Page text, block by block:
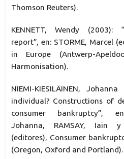
Thomson Reuters).
KENNETT, Wendy (2003):
report”, en: STORME, Marcel
in Europe (Antwerp-
Harmonisation).
NIEMI-KIESILÄINEN,
individual? Constructions of
consumer bankruptcy”, en:
Johanna, RAMSAY, Iain y
(editores), Consumer
(Oregon, Oxford and Portland).